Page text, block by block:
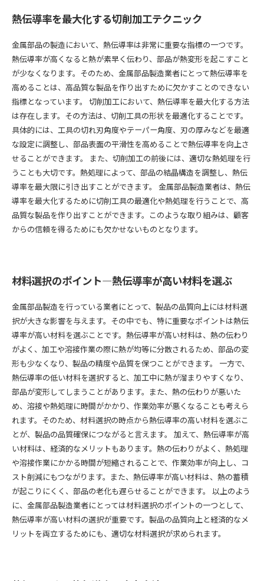
熱伝導率を最大化する切削加工テクニック
金属部品の製造において、熱伝導率は非常に重要な指標の一つです。
熱伝導率が高くなると熱が素早く伝わり、部品が熱変形を起こすこと
が少なくなります。そのため、金属部品製造業者にとって熱伝導率を
高めることは、高品質な製品を作り出すために欠かすことのできない
指標となっています。 切削加工において、熱伝導率を最大化する方法
は存在します。その方法は、切削工具の形状を最適化することです。
具体的には、工具の切れ刃角度やテーパー角度、刃の厚みなどを最適
な設定に調整し、部品表面の平滑性を高めることで熱伝導率を向上さ
せることができます。 また、切削加工の前後には、適切な熱処理を行
うことも大切です。熱処理によって、部品の結晶構造を調整し、熱伝
導率を最大限に引き出すことができます。 金属部品製造業者は、熱伝
導率を最大化するために切削工具の最適化や熱処理を行うことで、高
品質な製品を作り出すことができます。このような取り組みは、顧客
からの信頼を得るためにも欠かせないものとなります。
材料選択のポイント―熱伝導率が高い材料を選ぶ
金属部品製造を行っている業者にとって、製品の品質向上には材料選
択が大きな影響を与えます。その中でも、特に重要なポイントは熱伝
導率が高い材料を選ぶことです。熱伝導率が高い材料は、熱の伝わり
がよく、加工や溶接作業の際に熱が均等に分散されるため、部品の変
形も少なくなり、製品の精度や品質を保つことができます。 一方で、
熱伝導率の低い材料を選択すると、加工中に熱が溜まりやすくなり、
部品が変形してしまうことがあります。また、熱の伝わりが悪いた
め、溶接や熱処理に時間がかかり、作業効率が悪くなることも考えら
れます。そのため、材料選択の時点から熱伝導率の高い材料を選ぶこ
とが、製品の品質確保につながると言えます。 加えて、熱伝導率が高
い材料は、経済的なメリットもあります。熱の伝わりがよく、熱処理
や溶接作業にかかる時間が短縮されることで、作業効率が向上し、コ
スト削減にもつながります。また、熱伝導率が高い材料は、熱の蓄積
が起こりにくく、部品の老化も遅らせることができます。 以上のよう
に、金属部品製造業者にとっては材料選択のポイントの一つとして、
熱伝導率が高い材料の選択が重要です。製品の品質向上と経済的なメ
リットを両立するためにも、適切な材料選択が求められます。